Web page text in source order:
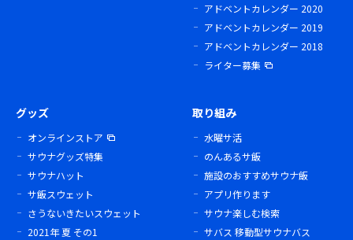
アドベントカレンダー 2020
アドベントカレンダー 2019
アドベントカレンダー 2018
ライター募集
グッズ
オンラインストア
サウナグッズ特集
サウナハット
サ飯スウェット
さうないきたいスウェット
2021年 夏 その1
取り組み
水曜サ活
のんあるサ飯
施設のおすすめサウナ飯
アプリ作ります
サウナ楽しむ検索
サバス 移動型サウナバス